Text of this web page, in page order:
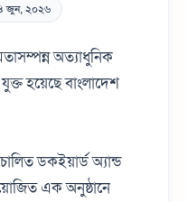
জুন, ২০২৬
অত্যাধুনিক
হয়েছে বাংলাদেশ
ডকইয়ার্ড অ্যান্ড
এক অনুষ্ঠানে